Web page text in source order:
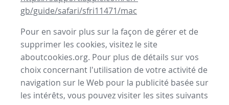
gb/guide/safari/sfri11471/mac
Pour en savoir plus sur la façon de gérer et de
supprimer les cookies, visitez le site
aboutcookies.org. Pour plus de détails sur vos
choix concernant l'utilisation de votre activité de
navigation sur le Web pour la publicité basée sur
les intérêts, vous pouvez visiter les sites suivants